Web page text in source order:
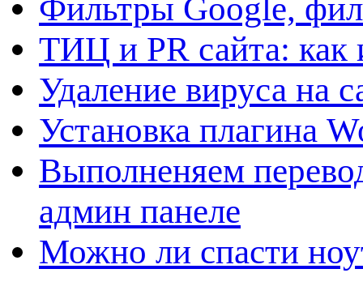
Фильтры Google,
ТИЦ и PR сайта: как
Удаление вируса на
Установка плагина
Выполненяем
админ панеле
Можно ли спасти